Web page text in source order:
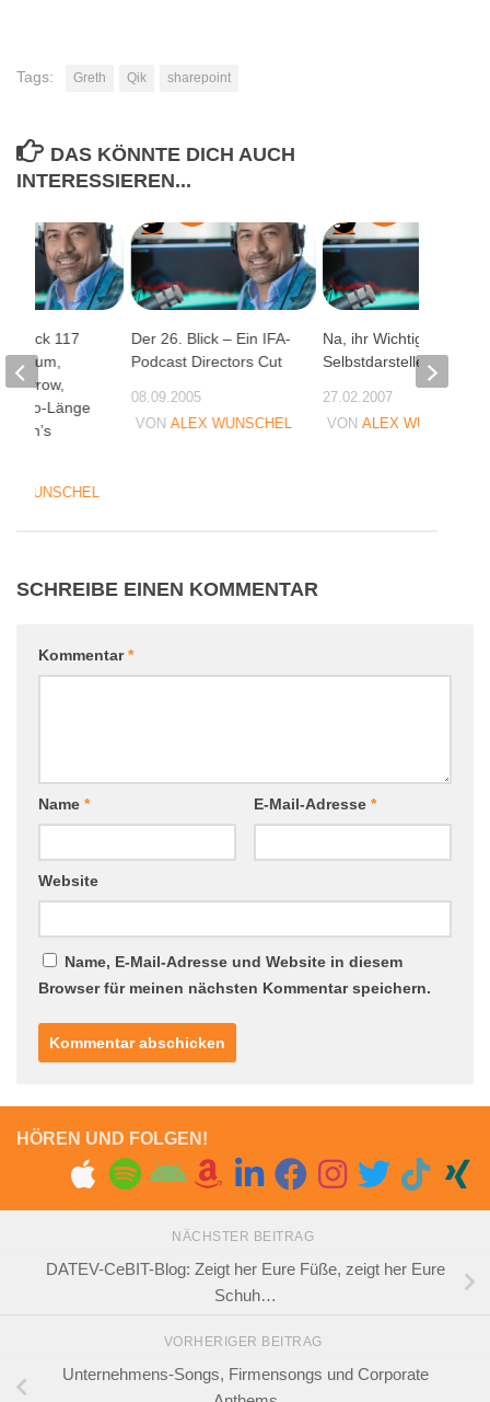
Tags: Greth Qik sharepoint
DAS KÖNNTE DICH AUCH
INTERESSIEREN...
Der 26. Blick – Ein IFA-
Podcast Directors Cut
08.09.2005
VON ALEX WUNSCHEL
Na, ihr Wichtigtuer und
Selbstdarsteller,
27.02.2007
VONALEX WUNSCHEL
Blick 117
Länge
Ben’s
WUNSCHEL
SCHREIBE EINEN KOMMENTAR
Kommentar*
Name * E-Mail-Adresse *
Website
Name, E-Mail-Adresse und Website in diesem
Browser für meinen nächsten Kommentar speichern.
HÖREN UND FOLGEN!
NÄCHSTER BEITRAG
DATEV-CeBIT-Blog: Zeigt her Eure Füße, zeigt her Eure
Schuh…
VORHERIGER BEITRAG
Unternehmens-Songs, Firmensongs und Corporate